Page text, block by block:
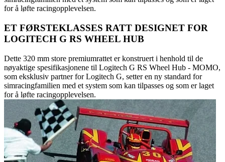
for å løfte racingopplevelsen.
ET FØRSTEKLASSES RATT DESIGNET FOR
LOGITECH G RS WHEEL HUB
Dette 320 mm store premiumrattet er konstruert i henhold til de
nøyaktige spesifikasjonene til Logitech G RS Wheel Hub - MOMO,
som eksklusiv partner for Logitech G, setter en ny standard for
simracingfamilien med et system som kan tilpasses og som er laget
for å løfte racingopplevelsen.